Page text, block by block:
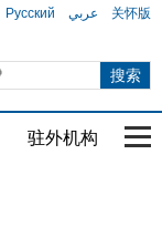
Русский عربي 关怀版
驻外机构 国